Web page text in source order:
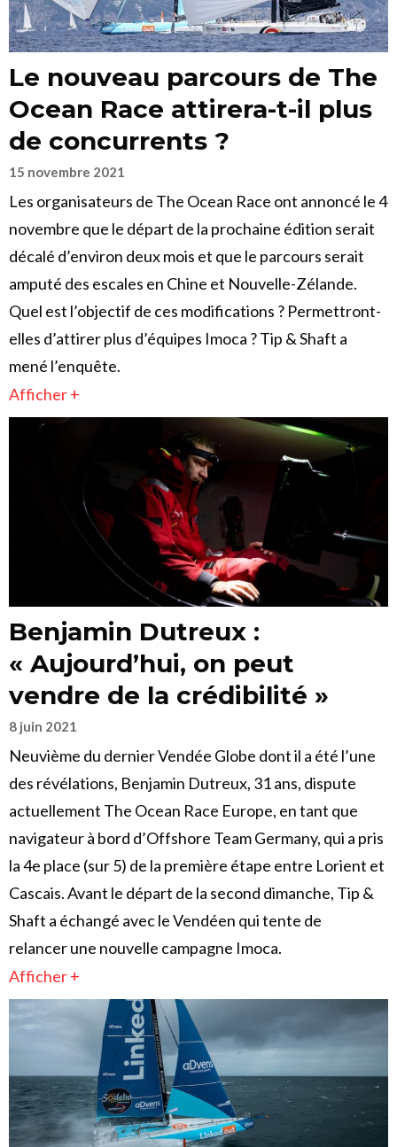
Le nouveau parcours de The
Ocean Race attirera-t-il plus
de concurrents ?
15 novembre 2021
Les organisateurs de The Ocean Race ont annoncé le 4
novembre que le départ de la prochaine édition serait
décalé d’environ deux mois et que le parcours serait
amputé des escales en Chine et Nouvelle-Zélande.
Quel est l’objectif de ces modifications ? Permettront-
elles d’attirer plus d’équipes Imoca ? Tip & Shaft a
mené l’enquête.
Afficher +
Benjamin Dutreux :
« Aujourd’hui, on peut
vendre de la crédibilité »
8 juin 2021
Neuvième du dernier Vendée Globe dont il a été l’une
des révélations, Benjamin Dutreux, 31 ans, dispute
actuellement The Ocean Race Europe, en tant que
navigateur à bord d’Offshore Team Germany, qui a pris
la 4e place (sur 5) de la première étape entre Lorient et
Cascais. Avant le départ de la second dimanche, Tip &
Shaft a échangé avec le Vendéen qui tente de
relancer une nouvelle campagne Imoca.
Afficher +